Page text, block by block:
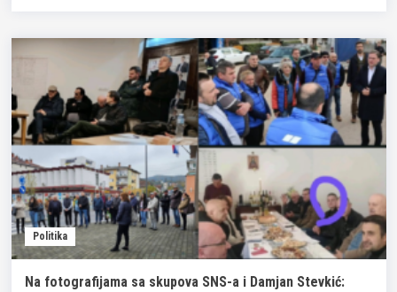
Održana
o
studiji
za
novo
odlagalište
jalovine
kod
Majdanpeka
Politika
Na fotografijama sa skupova SNS-a i Damjan Stevkić: